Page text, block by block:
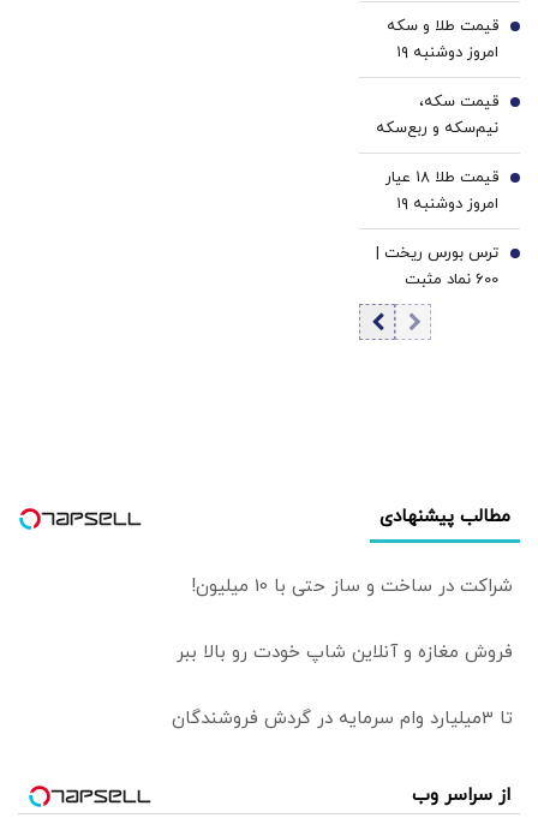
مذاکره
قیمت طلا و سکه
امروز دوشنبه ۱۹
مرداد ۱۴۰۵/افزایش
قیمت طلا و سکه
امامی
4
قیمت سکه،
نیم‌سکه و ربع‌سکه
امروز دوشنبه ۱۹
مرداد ۱۴۰۵/ افزایش
قیمت سکه امامی
5
قیمت طلا ۱۸ عیار
امروز دوشنبه ۱۹
مرداد ۱۴۰۵/افزایش
قیمت طلا
6
ترس بورس ریخت |
600 نماد مثبت
شدند | ورود 2.2
همت پول حقیقی
7
مطالب پیشنهادی
شراکت در ساخت و ساز حتی با 10 میلیون!
فروش مغازه و آنلاین شاپ خودت رو بالا ببر
تا 3میلیارد وام سرمایه در گردش فروشندگان
از سراسر وب